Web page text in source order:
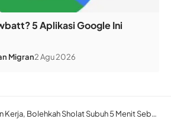
5 Aplikasi Google Ini
Migran2 Agu 2026
Bolehkah Sholat Subuh 5 Menit Sebelum Waktunya?